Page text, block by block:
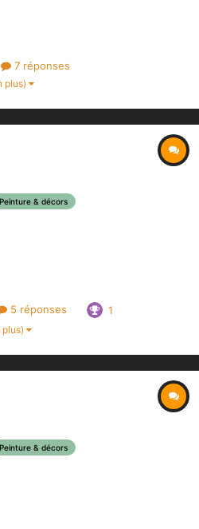
7 réponses
plus)
Peinture & décors
5 réponses 1
plus)
Peinture & décors